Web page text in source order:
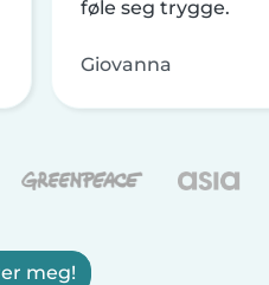
føle seg trygge.
Giovanna
meg!